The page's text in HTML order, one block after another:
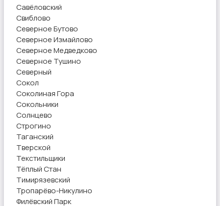
Савёловский
Свиблово
Северное Бутово
Северное Измайлово
Северное Медведково
Северное Тушино
Северный
Сокол
Соколиная Гора
Сокольники
Солнцево
Строгино
Таганский
Тверской
Текстильщики
Тёплый Стан
Тимирязевский
Тропарёво-Никулино
Филёвский Парк